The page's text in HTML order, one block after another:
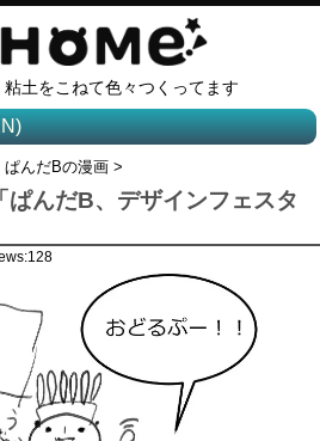
土をこねて色々つくってます
ぱんだBの漫画 >
んだB、デザインフェスタ